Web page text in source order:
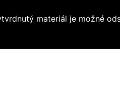
materiál je možné